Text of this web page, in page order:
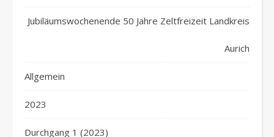
Jubiläumswochenende 50 Jahre Zeltfreizeit Landkreis
Aurich
Allgemein
2023
Durchgang 1 (2023)